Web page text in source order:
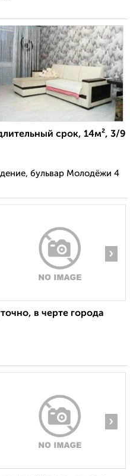
срок, 14м², 3/9
бульвар Молодёжи 4
›
в черте города
›